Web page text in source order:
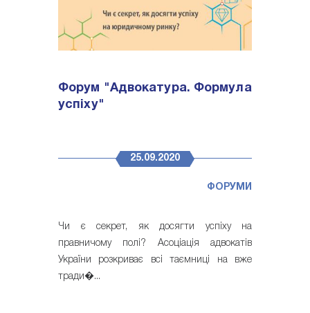
Форум "Адвокатура. Формула
успіху"
25.09.2020
ФОРУМИ
Чи є секрет, як досягти успіху на
правничому полі? Асоціація адвокатів
України розкриває всі таємниці на вже
тради�...